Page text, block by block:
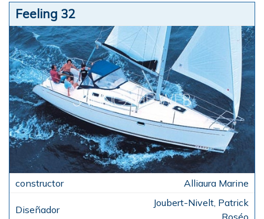
Feeling 32
Alliaura Marine
Joubert-Nivelt, Patrick